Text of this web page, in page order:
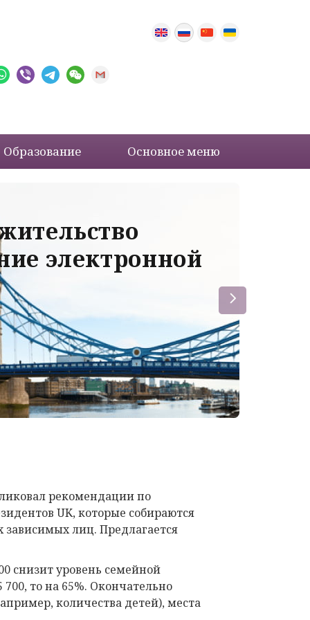
Образование Основное меню
электронной
рекомендации по
UK, которые собираются
зависимых лиц. Предлагается
снизит уровень семейной
то на 65%. Окончательно
количества детей), места